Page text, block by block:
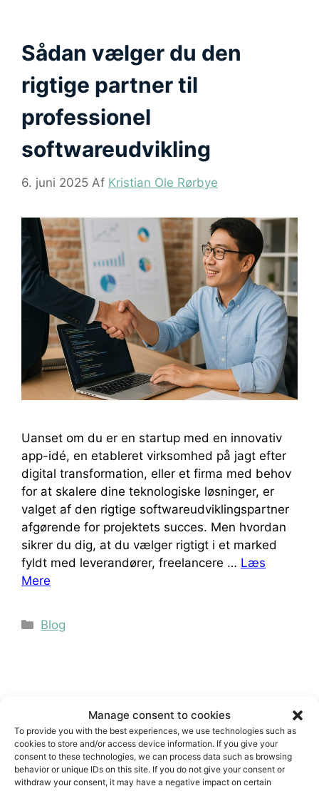
Manage consent to cookies
To provide you with the best experiences, we use technologies such as
cookies to store and/or access device information. If you give your
consent to these technologies, we can process data such as browsing
behavior or unique IDs on this site. If you do not give your consent or
withdraw your consent, it may have a negative impact on certain
Sådan vælger du den
rigtige partner til
professionel
softwareudvikling
6. juni 2025 Af Kristian Ole Rørbye
Uanset om du er en startup med en innovativ
app-idé, en etableret virksomhed på jagt efter
digital transformation, eller et firma med behov
for at skalere dine teknologiske løsninger, er
valget af den rigtige softwareudviklingspartner
afgørende for projektets succes. Men hvordan
sikrer du dig, at du vælger rigtigt i et marked
fyldt med leverandører, freelancere … Læs
Mere
Kategorier
Blog
Videnscenter
2. september 2024 Af Kristian Ole Rørbye